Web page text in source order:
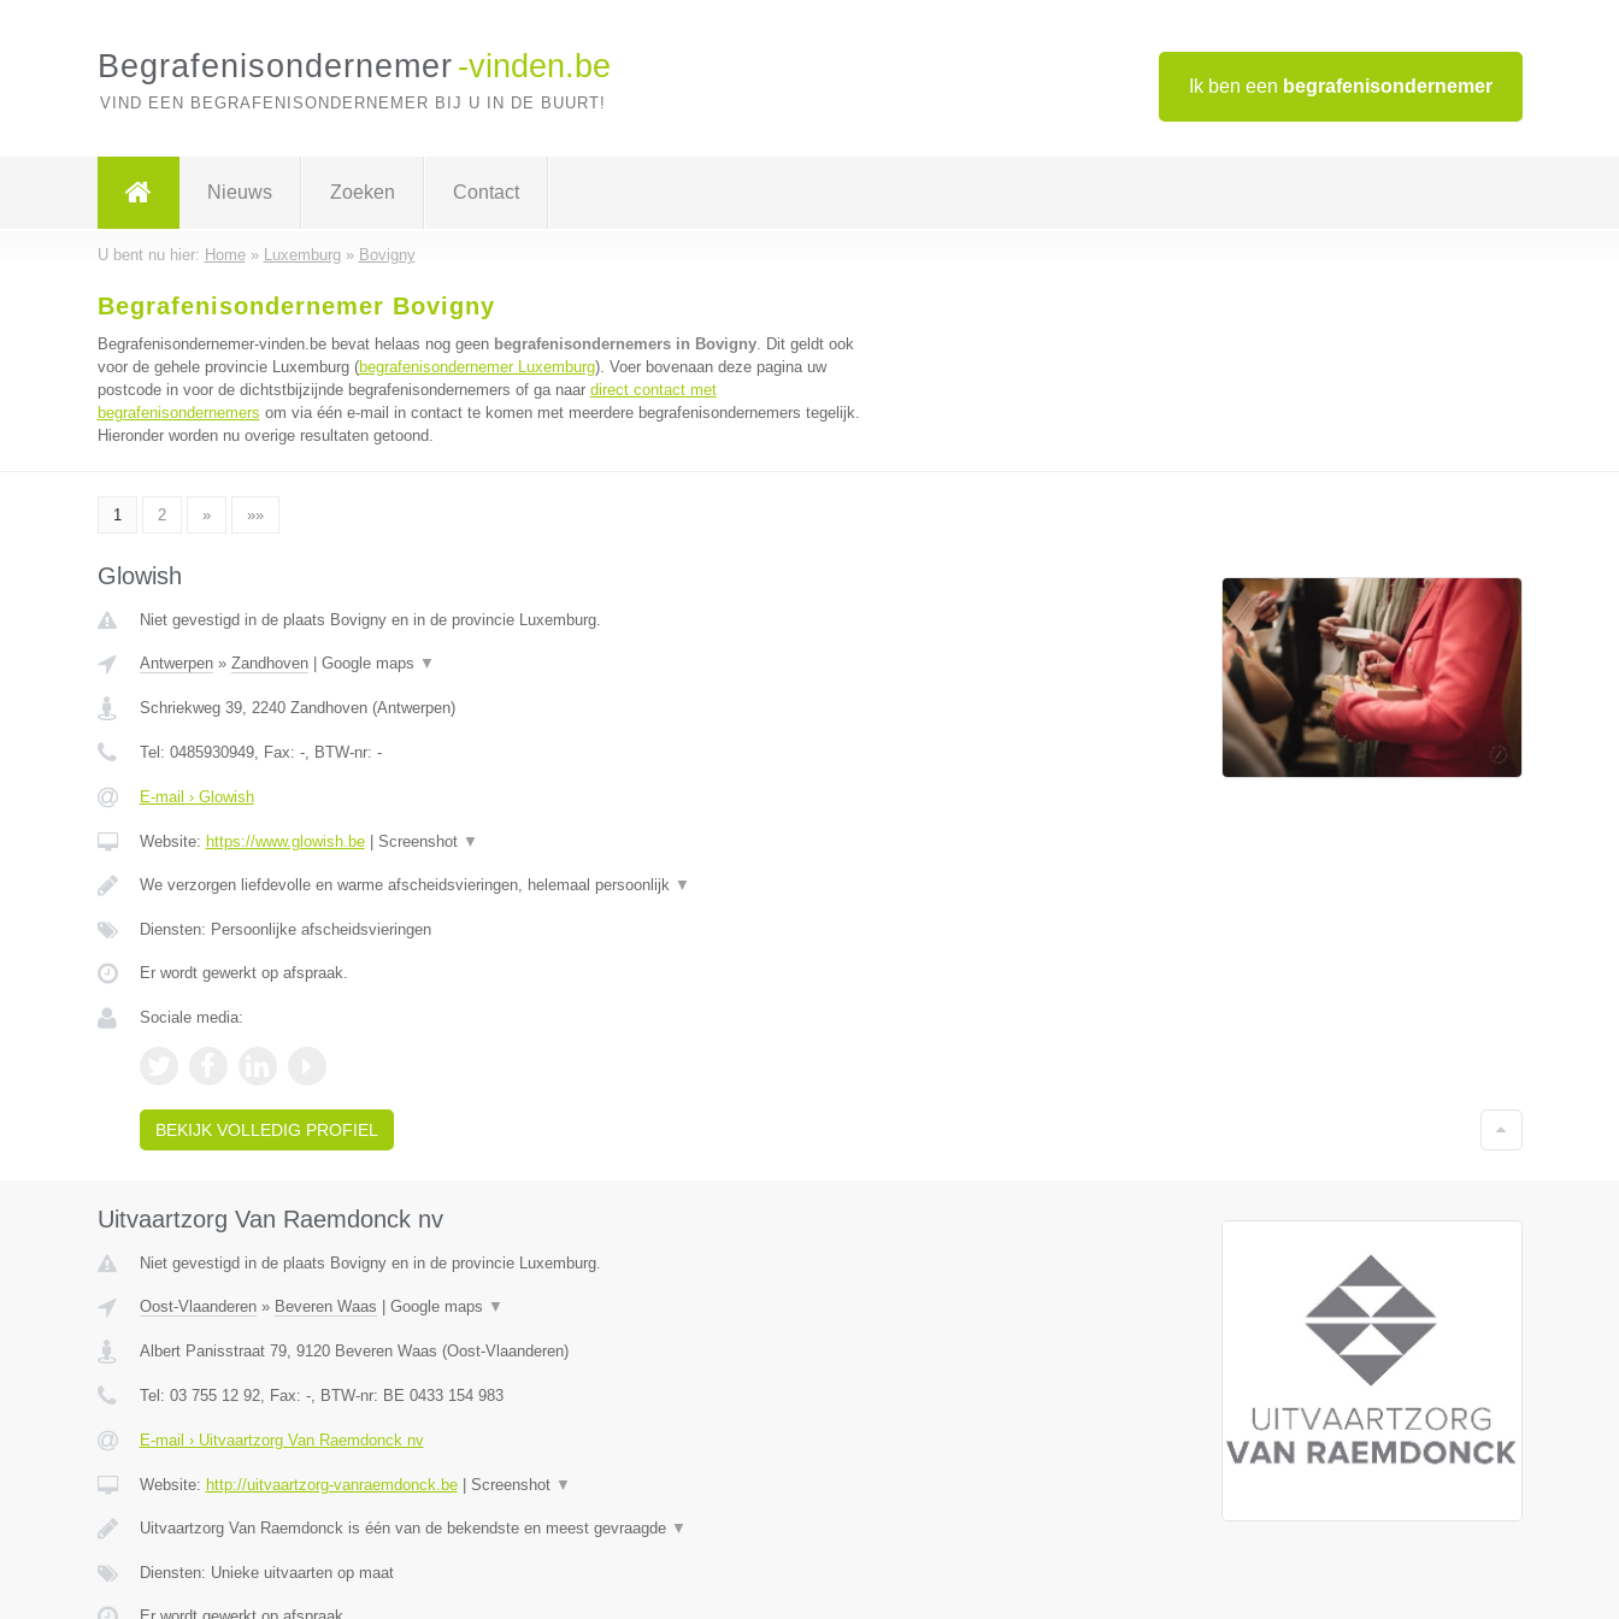
Ik ben een begrafenisondernemer
Begrafenisondernemer -vinden.be
VIND EEN BEGRAFENISONDERNEMER BIJ U IN DE BUURT!
Nieuws Zoeken Contact
U bent nu hier: Home» Luxemburg» Bovigny
Begrafenisondernemer Bovigny
Begrafenisondernemer-vinden.be bevat helaas nog geen begrafenisondernemers in Bovigny. Dit geldt ook
voor de gehele provincie Luxemburg (begrafenisondernemer Luxemburg). Voer bovenaan deze pagina uw
postcode in voor de dichtstbijzijnde begrafenisondernemers of ga naar direct contact met
begrafenisondernemers om via één e-mail in contact te komen met meerdere begrafenisondernemers tegelijk.
Hieronder worden nu overige resultaten getoond.
1 2 » »»
Glowish
Niet gevestigd in de plaats Bovigny en in de provincie Luxemburg.
Antwerpen» Zandhoven| Google maps ▼
Schriekweg 39, 2240 Zandhoven(Antwerpen)
Tel: 0485930949, Fax: -, BTW-nr: -
E-mail › Glowish
Website: https://www.glowish.be| Screenshot ▼
We verzorgen liefdevolle en warme afscheidsvieringen, helemaal persoonlijk ▼
Diensten: Persoonlijke afscheidsvieringen
Er wordt gewerkt op afspraak.
Sociale media:
BEKIJK VOLLEDIG PROFIEL
Uitvaartzorg Van Raemdonck nv
Niet gevestigd in de plaats Bovigny en in de provincie Luxemburg.
Oost-Vlaanderen» Beveren Waas Google maps ▼
Albert Panisstraat 79, 9120 Beveren Waas (Oost-Vlaanderen)
Tel: 03 755 12 92, Fax: -, BTW-nr: BE 0433 154 983
E-mail › Uitvaartzorg Van Raemdonck nv
Website: http://uitvaartzorg-vanraemdonck.be| Screenshot ▼
Uitvaartzorg Van Raemdonck is één van de bekendste en meest gevraagde ▼
Diensten: Unieke uitvaarten op maat